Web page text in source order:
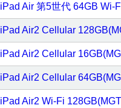
iPad Air 第5世代 64GB Wi-
iPad Air2 Cellular
iPad Air2 Cellular
iPad Air2 Cellular
iPad Air2 Wi-Fi